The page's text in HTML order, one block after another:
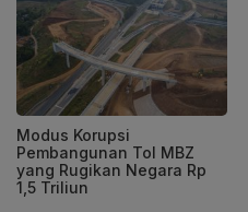
Modus Korupsi
Pembangunan Tol MBZ
yang Rugikan Negara Rp
1,5 Triliun